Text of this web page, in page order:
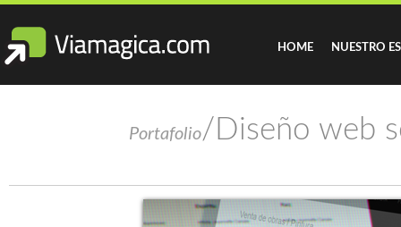
HOME NUESTRO
Portafolio/Diseño web